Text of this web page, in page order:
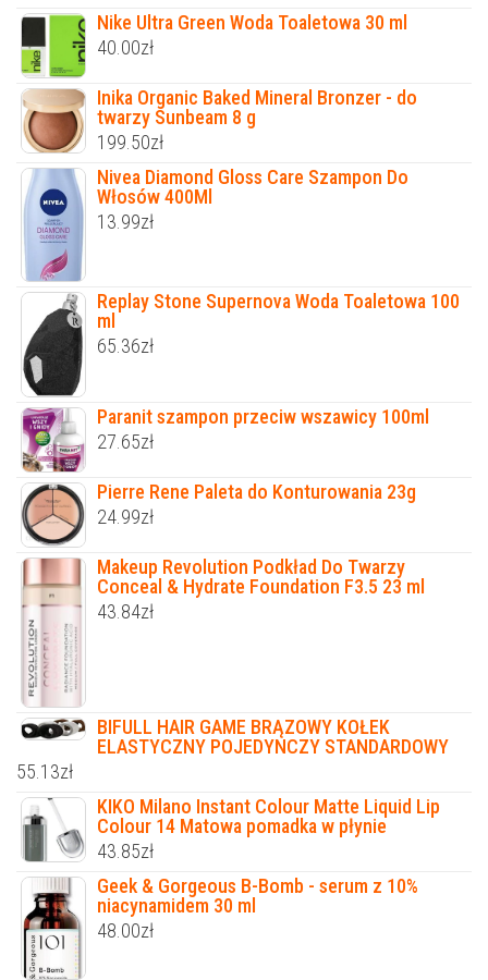
Nike Ultra Green Woda Toaletowa 30 ml
40.00zł
Inika Organic Baked Mineral Bronzer - do
twarzy Sunbeam 8 g
199.50zł
Nivea Diamond Gloss Care Szampon Do
Włosów 400Ml
13.99zł
Replay Stone Supernova Woda Toaletowa 100
ml
65.36zł
Paranit szampon przeciw wszawicy 100ml
27.65zł
Pierre Rene Paleta do Konturowania 23g
24.99zł
Makeup Revolution Podkład Do Twarzy
Conceal & Hydrate Foundation F3.5 23 ml
43.84zł
BIFULL HAIR GAME BRĄZOWY KOŁEK
ELASTYCZNY POJEDYNCZY STANDARDOWY
55.13zł
KIKO Milano Instant Colour Matte Liquid Lip
Colour 14 Matowa pomadka w płynie
43.85zł
Geek & Gorgeous B-Bomb - serum z 10%
niacynamidem 30 ml
48.00zł